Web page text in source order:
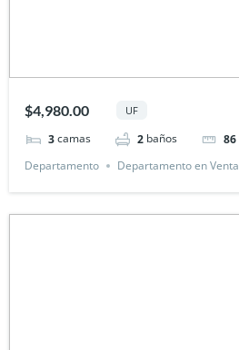
$4,980.00 UF
3camas 2 baños 86
Departamento
Departamento en Venta